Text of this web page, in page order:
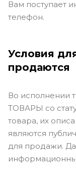
Вам поступает
телефон.
Условия
продаются
Во исполнении
ТОВАРЫ со
товара, их
являются
для продажи.